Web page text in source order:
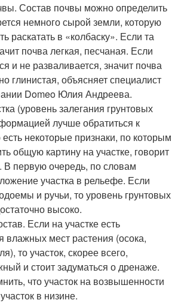
Состав почвы можно определить
немного сырой земли, которую
раскатать в «колбаску». Если та
почва легкая, песчаная. Если
и не разваливается, значит почва
глинистая, объясняет специалист
Domeo Юлия Андреева.
(уровень залегания грунтовых
лучше обратиться к
некоторые признаки, по которым
общую картину на участке, говорит
первую очередь, по словам
участка в рельефе. Если
и ручьи, то уровень грунтовых
высоко.
Если на участке есть
влажных мест растения (осока,
то участок, скорее всего,
и стоит задуматься о дренаже.
что участок на возвышенности
в низине.